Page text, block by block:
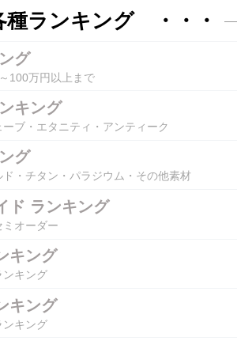
種ランキング ・・・
グ
100万円以上まで
キング
ブ・エタニティ・アンティーク
グ
・チタン・パラジウム・その他素材
ド ランキング
オーダー
キング
ンキング
キング
ンキング